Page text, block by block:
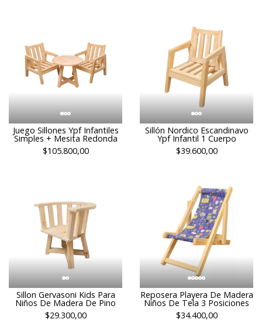
Juego Sillones Ypf Infantiles
Simples + Mesita Redonda
$105.800,00
Sillón Nordico Escandinavo
Ypf Infantil 1 Cuerpo
$39.600,00
Sillon Gervasoni Kids Para
Niños De Madera De Pino
$29.300,00
Reposera Playera De Madera
Niños De Tela 3 Posiciones
$34.400,00